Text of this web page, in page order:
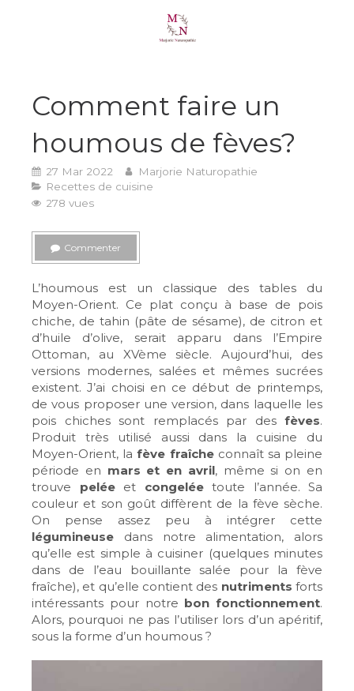
Comment faire un
houmous de fèves?
27 Mar 2022
Marjorie Naturopathie
Recettes de cuisine
278 vues
Commenter
L’houmous est un classique des tables du
Moyen-Orient. Ce plat conçu à base de pois
chiche, de tahin (pâte de sésame), de citron et
d’huile d’olive, serait apparu dans l’Empire
Ottoman, au XVème siècle. Aujourd’hui, des
versions modernes, salées et mêmes sucrées
existent. J’ai choisi en ce début de printemps,
de vous proposer une version, dans laquelle les
pois chiches sont remplacés par des fèves.
Produit très utilisé aussi dans la cuisine du
Moyen-Orient, lafève fraîcheconnaît sa pleine
période en mars et en avril, même si on en
trouve peléeet congeléetoute l’année. Sa
couleur et son goût diffèrent de la fève sèche.
On pense assez peu à intégrer cette
légumineuse dans notre alimentation, alors
qu’elle est simple à cuisiner (quelques minutes
dans de l’eau bouillante salée pour la fève
fraîche), et qu’elle contient des nutriments forts
intéressants pour notre bon fonctionnement.
Alors, pourquoi ne pas l’utiliser lors d’un apéritif,
sous la forme d’un houmous ?